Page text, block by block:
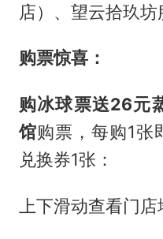
店）、望云拾玖
购票惊喜：
购冰球票送26元
馆购票，每购1张
兑换券1张：
上下滑动查看门店